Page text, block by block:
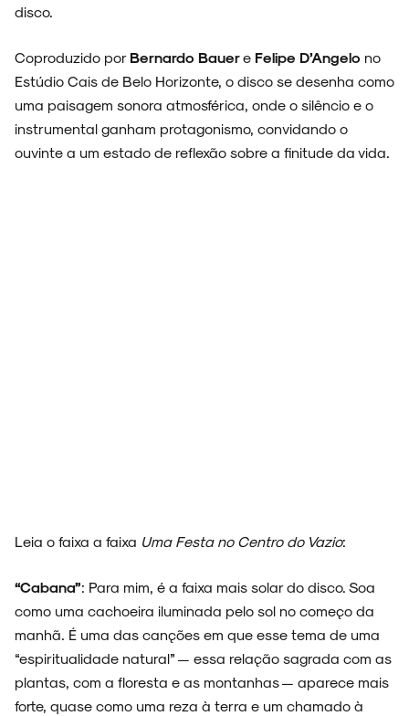
disco.
Coproduzido por Bernardo Bauere Felipe D’Angelo no
Estúdio Cais de Belo Horizonte, o disco se desenha como
uma paisagem sonora atmosférica, onde o silêncio e o
instrumental ganham protagonismo, convidando o
ouvinte a um estado de reflexão sobre a finitude da vida.
Leia o faixa a faixa Uma Festa no Centro do Vazio:
“Cabana”: Para mim, é a faixa mais solar do disco. Soa
como uma cachoeira iluminada pelo sol no começo da
manhã. É uma das canções em que esse tema de uma
“espiritualidade natural” — essa relação sagrada com as
plantas, com a floresta e as montanhas — aparece mais
forte, quase como uma reza à terra e um chamado à